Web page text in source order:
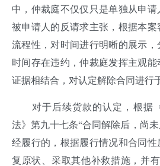
中，仲裁庭不仅仅只是单独从申
被申请人的反请求主张，根据本
流程性，对时间进行明晰的展示
时间存在违约，仲裁庭发挥主观
证据相结合，对认定解除合同进行
对于后续货款的认定，根据《
法》第九十七条“合同解除后，尚
经履行的，根据履行情况和合同
复原状、采取其他补救措施，并